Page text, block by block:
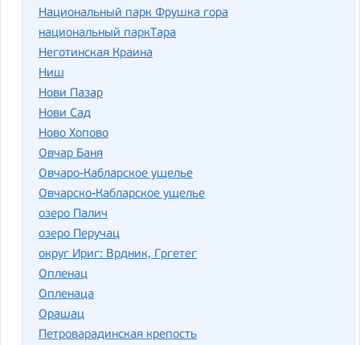
Национальный парк Фрушка гора
национальный паркТара
Неготинская Краина
Ниш
Нови Пазар
Нови Сад
Ново Хопово
Овчар Баня
Овчаро-Кабларское ущелье
Овчарско-Кабларское ущелье
озеро Палич
озеро Перучац
округ Ириг: Врдник, Гргетег
Опленац
Опленаца
Орашац
Петроварадинская крепость